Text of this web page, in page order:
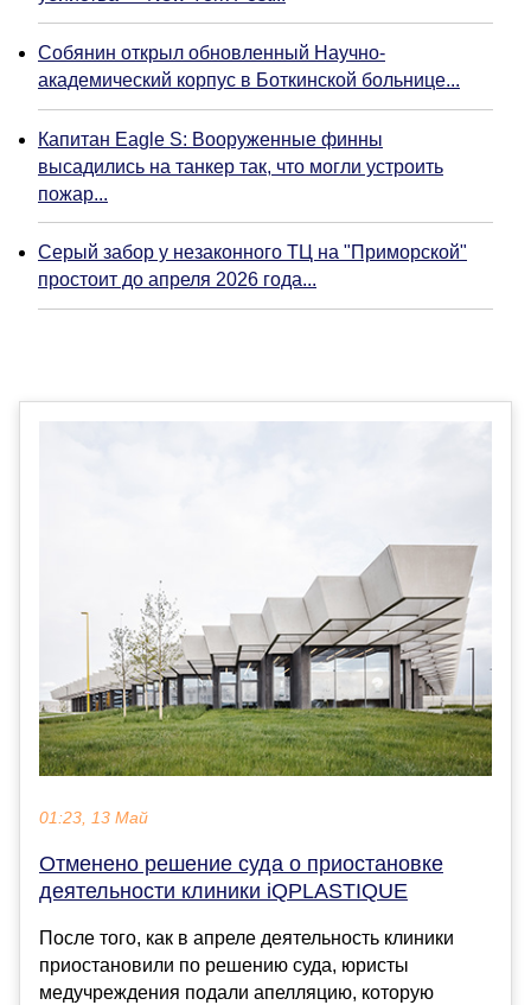
Собянин открыл обновленный Научно-
академический корпус в Боткинской больнице...
Капитан Eagle S: Вооруженные финны
высадились на танкер так, что могли устроить
пожар...
Серый забор у незаконного ТЦ на "Приморской"
простоит до апреля 2026 года...
01:23, 13 Май
Отменено решение суда о приостановке
деятельности клиники iQPLASTIQUE
После того, как в апреле деятельность клиники
приостановили по решению суда, юристы
медучреждения подали апелляцию, которую